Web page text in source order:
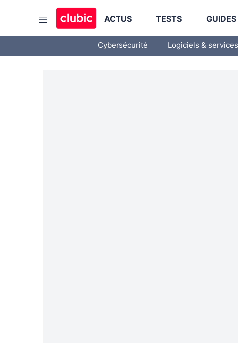
ACTUS TESTS GUIDES
Cybersécurité Logiciels & services